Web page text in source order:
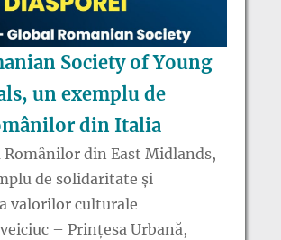
Society of Young
un exemplu de
din Italia
din East Midlands,
de solidaritate și
valorilor culturale
– Prințesa Urbană,